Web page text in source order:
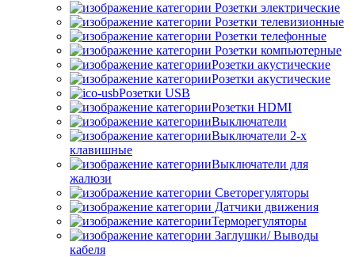
Розетки электрические
Розетки телевизионные
Розетки телефонные
Розетки компьютерные
Розетки акустические
Розетки акустические
Розетки USB
Розетки HDMI
Выключатели
Выключатели 2-х
клавишные
Выключатели для
жалюзи
Светорегуляторы
Датчики движения
Терморегуляторы
Заглушки/ Выводы
кабеля